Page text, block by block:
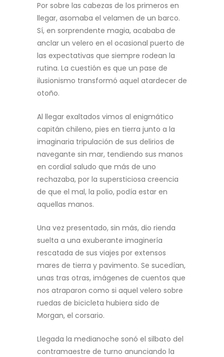
Por sobre las cabezas de los primeros en
llegar, asomaba el velamen de un barco.
Sí, en sorprendente magia, acababa de
anclar un velero en el ocasional puerto de
las expectativas que siempre rodean la
rutina. La cuestión es que un pase de
ilusionismo transformó aquel atardecer de
otoño.
Al llegar exaltados vimos al enigmático
capitán chileno, pies en tierra junto a la
imaginaria tripulación de sus delirios de
navegante sin mar, tendiendo sus manos
en cordial saludo que más de uno
rechazaba, por la supersticiosa creencia
de que el mal, la polio, podía estar en
aquellas manos.
Una vez presentado, sin más, dio rienda
suelta a una exuberante imaginería
rescatada de sus viajes por extensos
mares de tierra y pavimento. Se sucedían,
unas tras otras, imágenes de cuentos que
nos atraparon como si aquel velero sobre
ruedas de bicicleta hubiera sido de
Morgan, el corsario.
Llegada la medianoche sonó el silbato del
contramaestre de turno anunciando la